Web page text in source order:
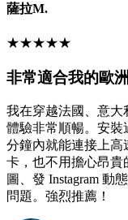
薩拉M.
★★★★★
非常適合我的歐洲
我在穿越法國、意大
體驗非常順暢。安
分鐘內就能連接上高
卡，也不用擔心昂貴
圖、發 Instagram 動
問題。強烈推薦！